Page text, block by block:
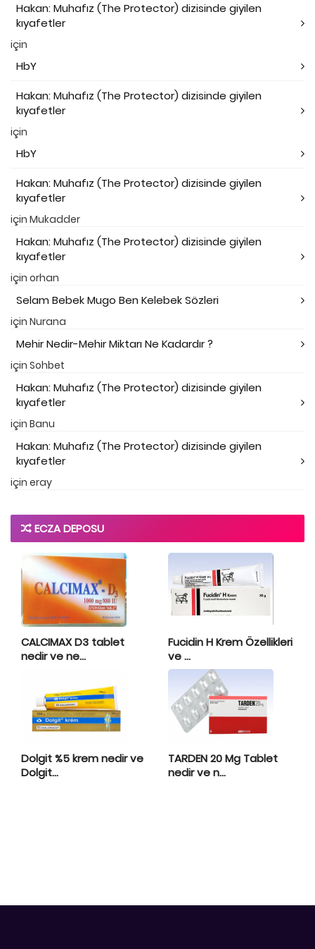
Hakan: Muhafız (The Protector) dizisinde giyilen
kıyafetler
için
HbY
Hakan: Muhafız (The Protector) dizisinde giyilen
kıyafetler
için
HbY
Hakan: Muhafız (The Protector) dizisinde giyilen
kıyafetler
için Mukadder
Hakan: Muhafız (The Protector) dizisinde giyilen
kıyafetler
için orhan
Selam Bebek Mugo Ben Kelebek Sözleri
için Nurana
Mehir Nedir-Mehir Miktarı Ne Kadardır ?
için Sohbet
Hakan: Muhafız (The Protector) dizisinde giyilen
kıyafetler
için Banu
Hakan: Muhafız (The Protector) dizisinde giyilen
kıyafetler
için eray
ECZA DEPOSU
CALCIMAX D3 tablet
nedir ve ne...
Fucidin H Krem Özellikleri
ve ...
Dolgit %5 krem nedir ve
Dolgit...
TARDEN 20 Mg Tablet
nedir ve n...